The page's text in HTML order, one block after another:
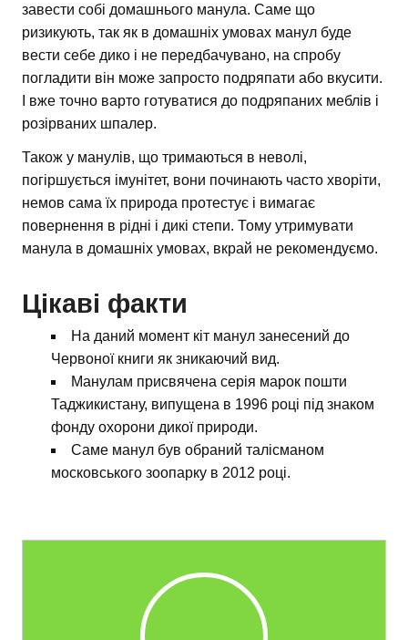
завести собі домашнього манула. Саме що
ризикують, так як в домашніх умовах манул буде
вести себе дико і не передбачувано, на спробу
погладити він може запросто подряпати або вкусити.
І вже точно варто готуватися до подряпаних меблів і
розірваних шпалер.
Також у манулів, що тримаються в неволі,
погіршується імунітет, вони починають часто хворіти,
немов сама їх природа протестує і вимагає
повернення в рідні і дикі степи. Тому утримувати
манула в домашніх умовах, вкрай не рекомендуємо.
Цікаві факти
На даний момент кіт манул занесений до
Червоної книги як зникаючий вид.
Манулам присвячена серія марок пошти
Таджикистану, випущена в 1996 році під знаком
фонду охорони дикої природи.
Саме манул був обраний талісманом
московського зоопарку в 2012 році.